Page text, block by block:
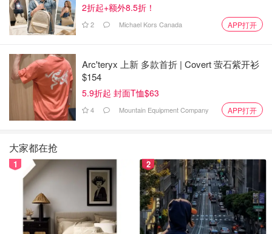
2折起+额外8.5折！
2 Michael Kors Canada APP打开
Arc'teryx 上新 多款首折 | Covert 萤石紫开衫
$154
5.9折起 封面T恤$63
4 Mountain Equipment Company APP打开
大家都在抢
1 2